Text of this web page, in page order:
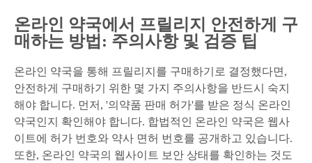
온라인 약국에서 프릴리지 안전하게 구
매하는 방법: 주의사항 및 검증 팁
온라인 약국을 통해 프릴리지를 구매하기로 결정했다면,
안전하게 구매하기 위한 몇 가지 주의사항을 반드시 숙지
해야 합니다. 먼저, '의약품 판매 허가'를 받은 정식 온라인
약국인지 확인해야 합니다. 합법적인 온라인 약국은 웹사
이트에 허가 번호와 약사 면허 번호를 공개하고 있습니다.
또한, 온라인 약국의 웹사이트 보안 상태를 확인하는 것도